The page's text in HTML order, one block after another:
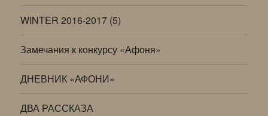
WINTER 2016-2017 (5)
Замечания к конкурсу «Афоня»
ДНЕВНИК «АФОНИ»
ДВА РАССКАЗА